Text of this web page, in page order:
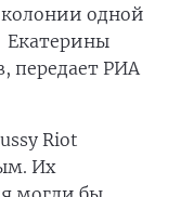
колонии одной
Екатерины
передает РИА
Riot
Их